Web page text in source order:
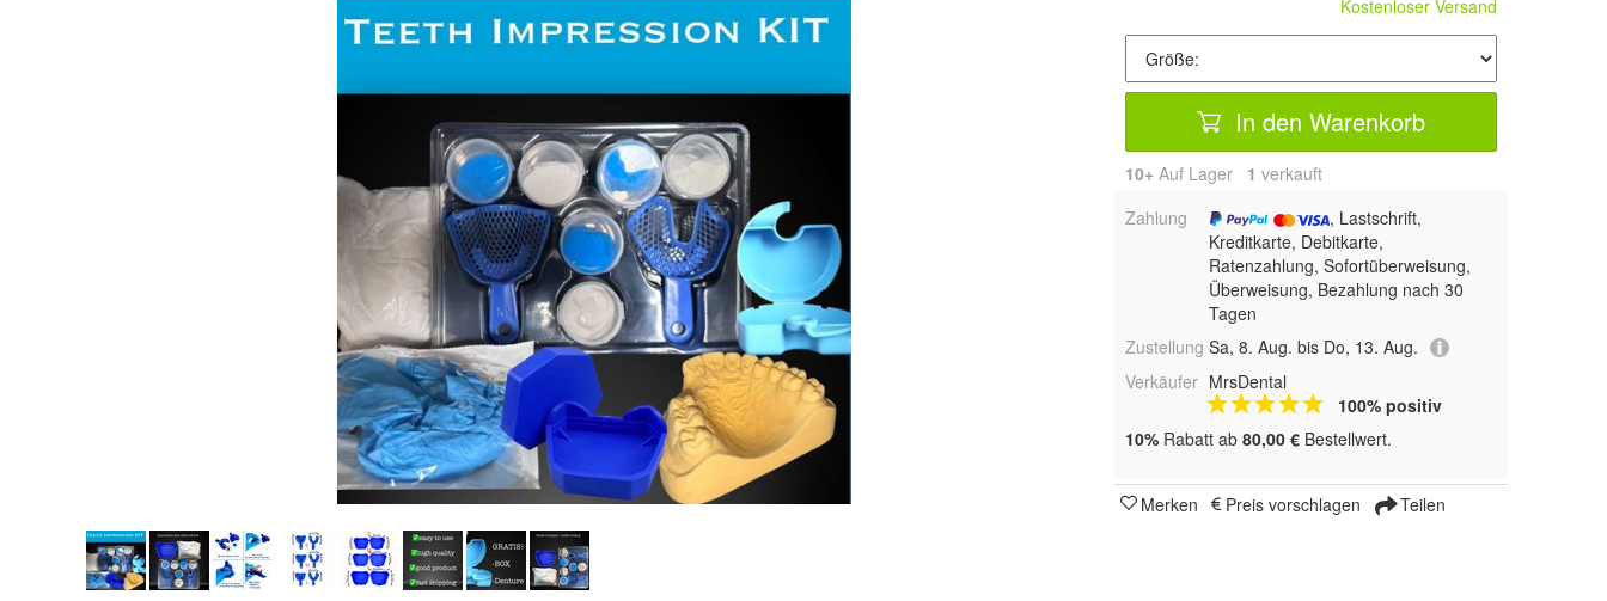
Kostenloser Versand
In den Warenkorb
10+ Auf Lager 1 verkauft
Zahlung
, Lastschrift,
Kreditkarte, Debitkarte,
Ratenzahlung, Sofortüberweisung,
Überweisung, Bezahlung nach 30
Tagen
Zustellung Sa, 8. Aug. bis Do, 13. Aug.
Verkäufer MrsDental
100% positiv
10% Rabatt ab 80,00 € Bestellwert.
Merken Preis vorschlagen Teilen